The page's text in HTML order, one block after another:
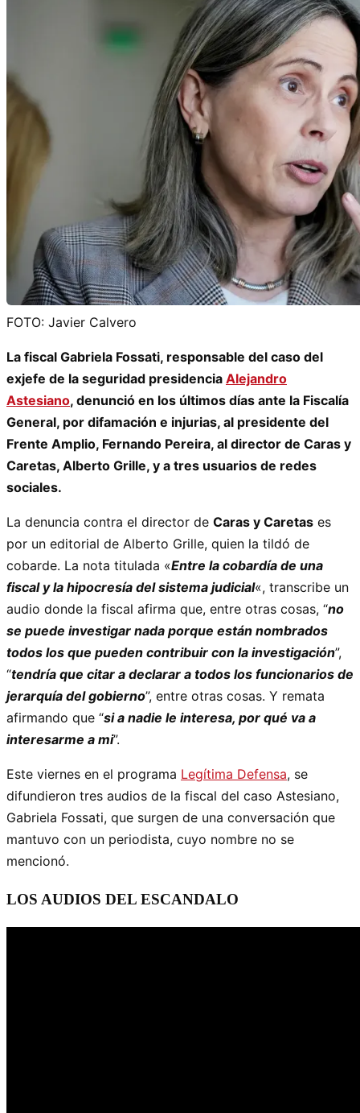
FOTO: Javier Calvero
La fiscal Gabriela Fossati, responsable del caso del
exjefe de la seguridad presidencia Alejandro
Astesiano, denunció en los últimos días ante la Fiscalía
General, por difamación e injurias, al presidente del
Frente Amplio, Fernando Pereira, al director de Caras y
Caretas, Alberto Grille, y a tres usuarios de redes
sociales.
La denuncia contra el director de Caras y Caretas es
por un editorial de Alberto Grille, quien la tildó de
cobarde. La nota titulada «Entre la cobardía de una
fiscal y la hipocresía del sistema judicial«, transcribe un
audio donde la fiscal afirma que, entre otras cosas, “no
se puede investigar nada porque están nombrados
todos los que pueden contribuir con la investigación”,
“tendría que citar a declarar a todos los funcionarios de
jerarquía del gobierno”, entre otras cosas. Y remata
afirmando que “si a nadie le interesa, por qué va a
interesarme a mi”.
Este viernes en el programa Legítima Defensa, se
difundieron tres audios de la fiscal del caso Astesiano,
Gabriela Fossati, que surgen de una conversación que
mantuvo con un periodista, cuyo nombre no se
mencionó.
LOS AUDIOS DEL ESCANDALO